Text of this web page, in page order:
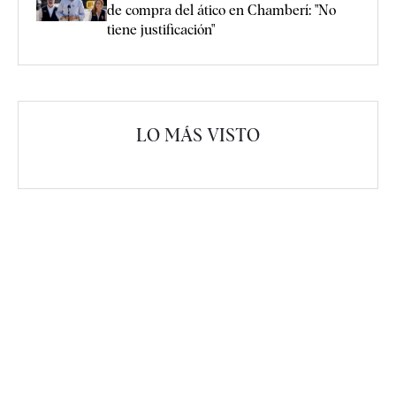
de compra del ático en Chamberí: "No
tiene justificación"
LO MÁS VISTO